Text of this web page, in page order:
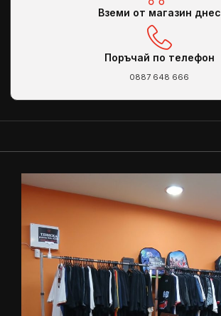
Вземи от магазин днес
Поръчай по телефон
0887 648 666